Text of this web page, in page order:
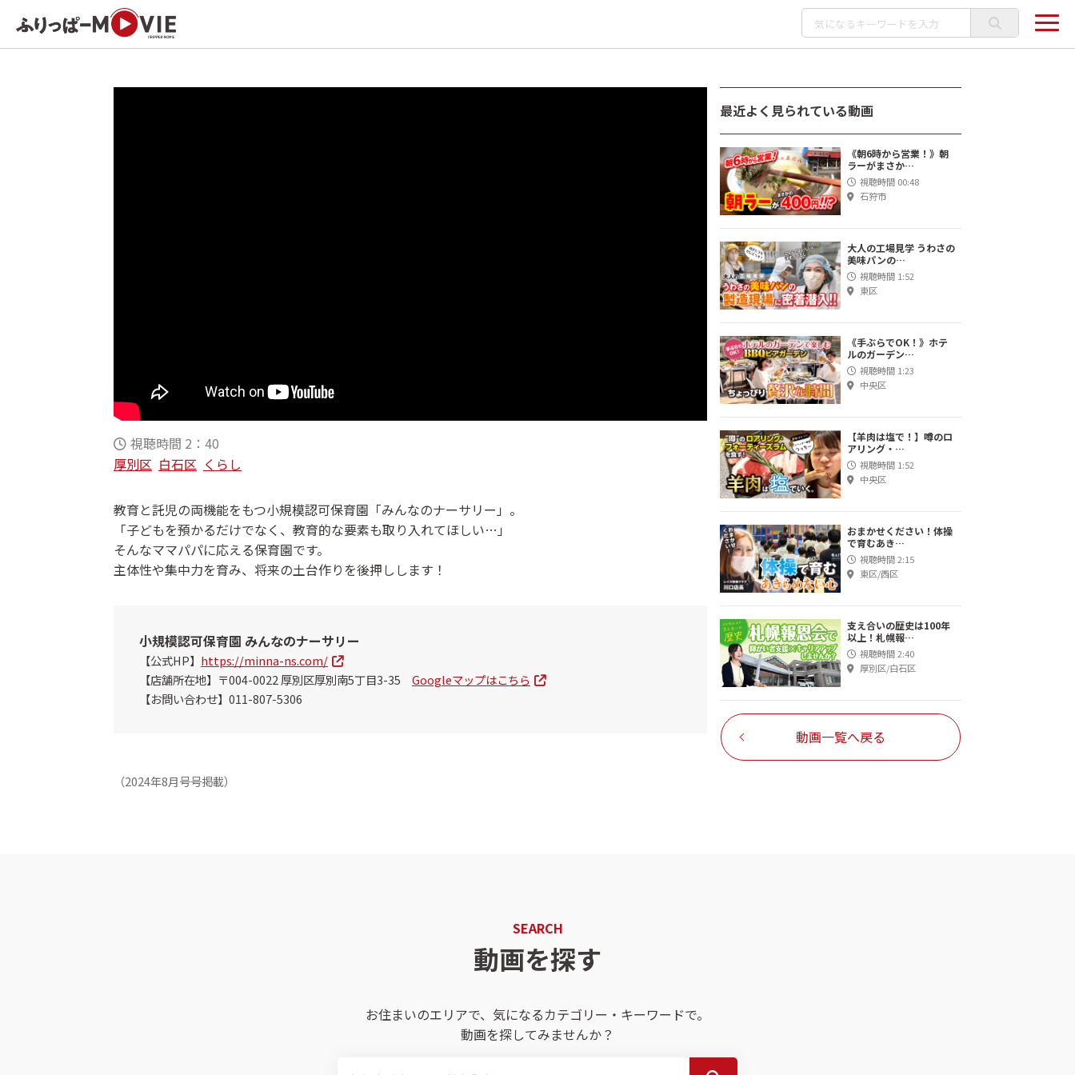
視聴時間 2：40
厚別区 白石区 くらし
教育と託児の両機能をもつ小規模認可保育園「みんなのナーサリー」。
「子どもを預かるだけでなく、教育的な要素も取り入れてほしい…」
そんなママパパに応える保育園です。
主体性や集中力を育み、将来の土台作りを後押しします！
小規模認可保育園 みんなのナーサリー
【公式HP】 https://minna-ns.com/
【店舗所在地】〒004-0022 厚別区厚別南5丁目3-35 Googleマップはこちら
【お問い合わせ】011-807-5306
（2024年8月号号掲載）
最近よく見られている動画
《朝6時から営業！》朝
ラーがまさか…
視聴時間 00:48
石狩市
大人の工場見学 うわさの
美味パンの…
視聴時間 1:52
東区
《手ぶらでOK！》ホテ
ルのガーデン…
視聴時間 1:23
中央区
【羊肉は塩で！】噂のロ
アリング・…
視聴時間 1:52
中央区
おまかせください！体操
で育むあき…
視聴時間 2:15
東区/西区
支え合いの歴史は100年
以上！札幌報…
視聴時間 2:40
厚別区/白石区
動画一覧へ戻る
SEARCH
動画を探す
お住まいのエリアで、気になるカテゴリー・キーワードで。
動画を探してみませんか？